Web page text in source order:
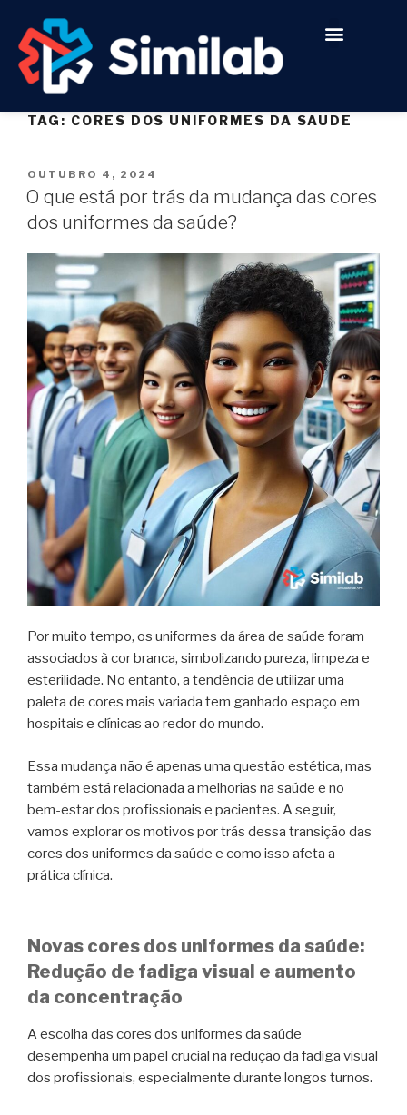
TAG: CORES DOS UNIFORMES DA SAUDE
OUTUBRO 4, 2024
O que está por trás da mudança das cores
dos uniformes da saúde?
Por muito tempo, os uniformes da área de saúde foram
associados à cor branca, simbolizando pureza, limpeza e
esterilidade. No entanto, a tendência de utilizar uma
paleta de cores mais variada tem ganhado espaço em
hospitais e clínicas ao redor do mundo.
Essa mudança não é apenas uma questão estética, mas
também está relacionada a melhorias na saúde e no
bem-estar dos profissionais e pacientes. A seguir,
vamos explorar os motivos por trás dessa transição das
cores dos uniformes da saúde e como isso afeta a
prática clínica.
Novas cores dos uniformes da saúde:
Redução de fadiga visual e aumento
da concentração
A escolha das cores dos uniformes da saúde
desempenha um papel crucial na redução da fadiga visual
dos profissionais, especialmente durante longos turnos.